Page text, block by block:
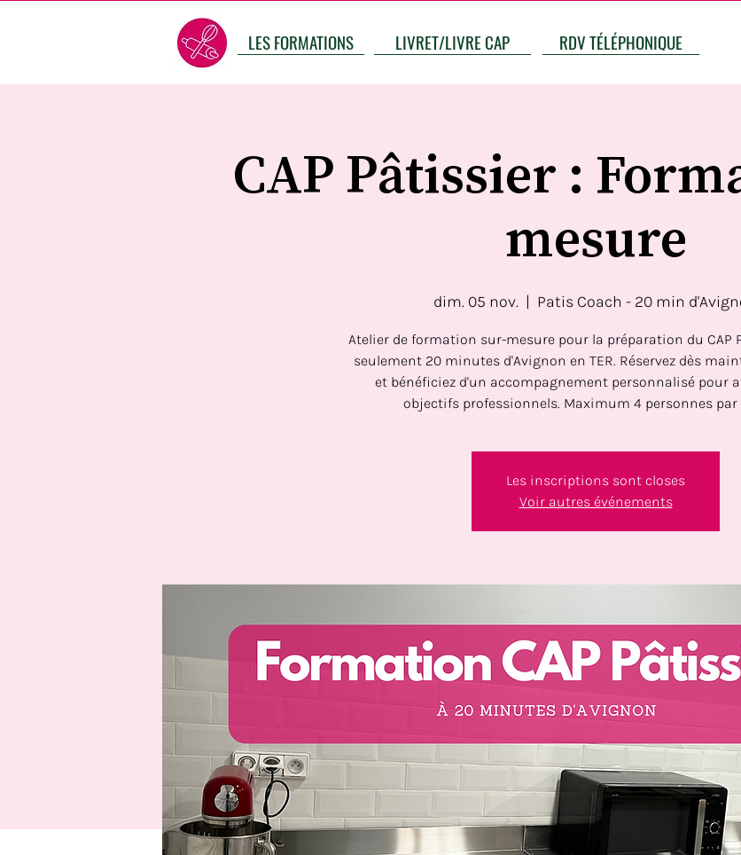
LES FORMATIONS LIVRET/LIVRE CAP RDV TÉLÉPHONIQUE
CAP Pâtissier :
mesure
dim. 05 nov.
  |
Patis Coach - 20 min
Atelier de formation sur-mesure pour la préparation du CAP
seulement 20 minutes d'Avignon en TER. Réservez dès
et bénéficiez d'un accompagnement personnalisé pour
objectifs professionnels. Maximum 4 personnes par
Les inscriptions sont closes
Voir autres événements